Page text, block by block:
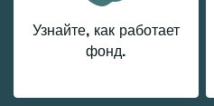
Узнайте, как работает
фонд.